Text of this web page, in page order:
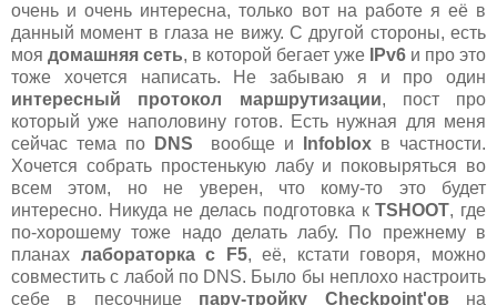
очень и очень интересна, только вот на работе я её в
данный момент в глаза не вижу. С другой стороны, есть
моя домашняя сеть, в которой бегает уже IPv6 и про это
тоже хочется написать. Не забываю я и про один
интересный протокол маршрутизации, пост про
который уже наполовину готов. Есть нужная для меня
сейчас тема по
DNS вообще и Infoblox в частности.
Хочется собрать простенькую лабу и поковыряться во
всем этом, но не уверен, что кому-то это будет
интересно. Никуда не делась подготовка кTSHOOT, где
по-хорошему тоже надо делать лабу. По прежнему в
планах лабораторка с F5, её, кстати говоря, можно
совместить с лабой по DNS. Было бы неплохо настроить
себе в песочнице пару-тройку Checkpoint'ов на